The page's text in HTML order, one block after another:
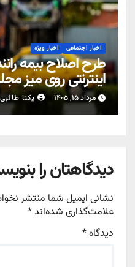
اخبار اجتماعی اخبار ویژه
طرح اصلاح بیمه
اینترنتی روی میز
مرداد ۱۵, ۱۴۰۵ یکتا طالبی
دیدگاهتان را
نشانی ایمیل شما منتشر
علامت‌گذاری شده‌اند*
دیدگاه*